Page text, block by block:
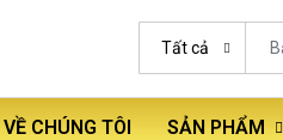
Tất cả
VỀ CHÚNG TÔI SẢN PHẨM